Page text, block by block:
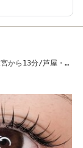
から13分/芦屋・夙